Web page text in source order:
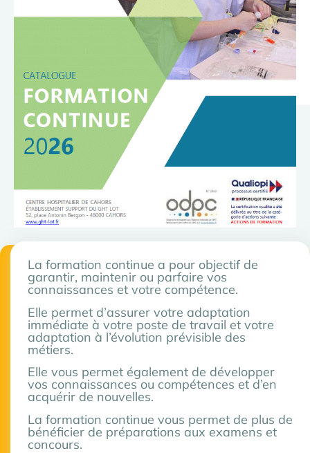
La formation continue a pour objectif de
garantir, maintenir ou parfaire vos
connaissances et votre compétence.
Elle permet d’assurer votre adaptation
immédiate à votre poste de travail et votre
adaptation à l’évolution prévisible des
métiers.
Elle vous permet également de développer
vos connaissances ou compétences et d’en
acquérir de nouvelles.
La formation continue vous permet de plus de
bénéficier de préparations aux examens et
concours.